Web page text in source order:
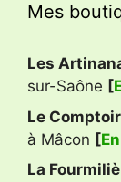
Mes
Les
sur-Saône [
Le
à Mâcon [
La